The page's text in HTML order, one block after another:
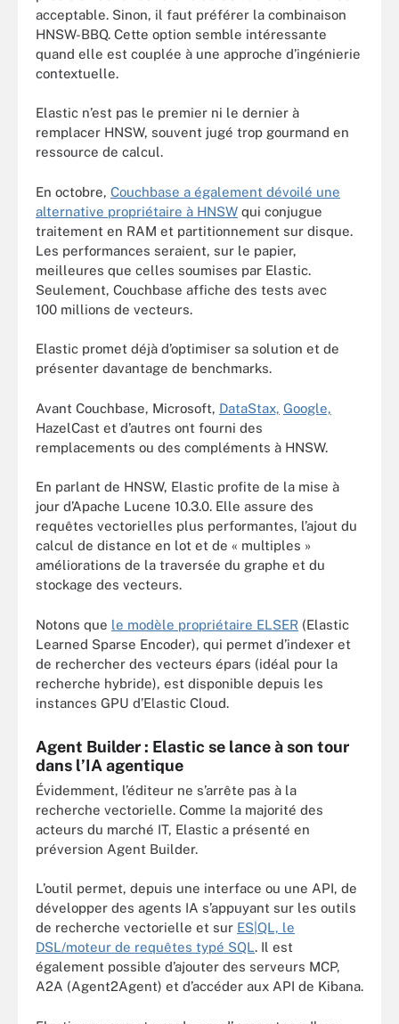
acceptable. Sinon, il faut préférer la combinaison
HNSW-BBQ. Cette option semble intéressante
quand elle est couplée à une approche d’ingénierie
contextuelle.
Elastic n’est pas le premier ni le dernier à
remplacer HNSW, souvent jugé trop gourmand en
ressource de calcul.
En octobre, Couchbase a également dévoilé une
alternative propriétaire à HNSW qui conjugue
traitement en RAM et partitionnement sur disque.
Les performances seraient, sur le papier,
meilleures que celles soumises par Elastic.
Seulement, Couchbase affiche des tests avec
100 millions de vecteurs.
Elastic promet déjà d’optimiser sa solution et de
présenter davantage de benchmarks.
Avant Couchbase, Microsoft, DataStax, Google,
HazelCast et d’autres ont fourni des
remplacements ou des compléments à HNSW.
En parlant de HNSW, Elastic profite de la mise à
jour d’Apache Lucene 10.3.0. Elle assure des
requêtes vectorielles plus performantes, l’ajout du
calcul de distance en lot et de « multiples »
améliorations de la traversée du graphe et du
stockage des vecteurs.
Notons que le modèle propriétaire ELSER (Elastic
Learned Sparse Encoder), qui permet d’indexer et
de rechercher des vecteurs épars (idéal pour la
recherche hybride), est disponible depuis les
instances GPU d’Elastic Cloud.
Agent Builder : Elastic se lance à son tour
dans l’IA agentique
Évidemment, l’éditeur ne s’arrête pas à la
recherche vectorielle. Comme la majorité des
acteurs du marché IT, Elastic a présenté en
préversion Agent Builder.
L’outil permet, depuis une interface ou une API, de
développer des agents IA s’appuyant sur les outils
de recherche vectorielle et sur ES|QL, le
DSL/moteur de requêtes typé SQL. Il est
également possible d’ajouter des serveurs MCP,
A2A (Agent2Agent) et d’accéder aux API de Kibana.